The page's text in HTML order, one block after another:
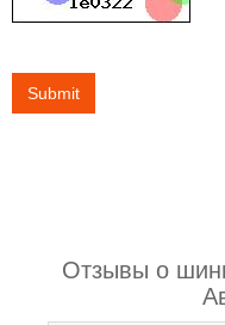
Submit
Отзывы о